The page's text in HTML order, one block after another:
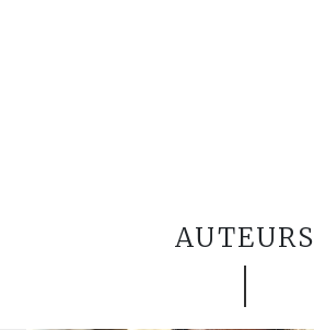
AUTEURS